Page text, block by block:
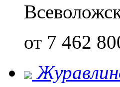
от 7 462